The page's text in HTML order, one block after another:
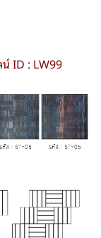
ID : LW99